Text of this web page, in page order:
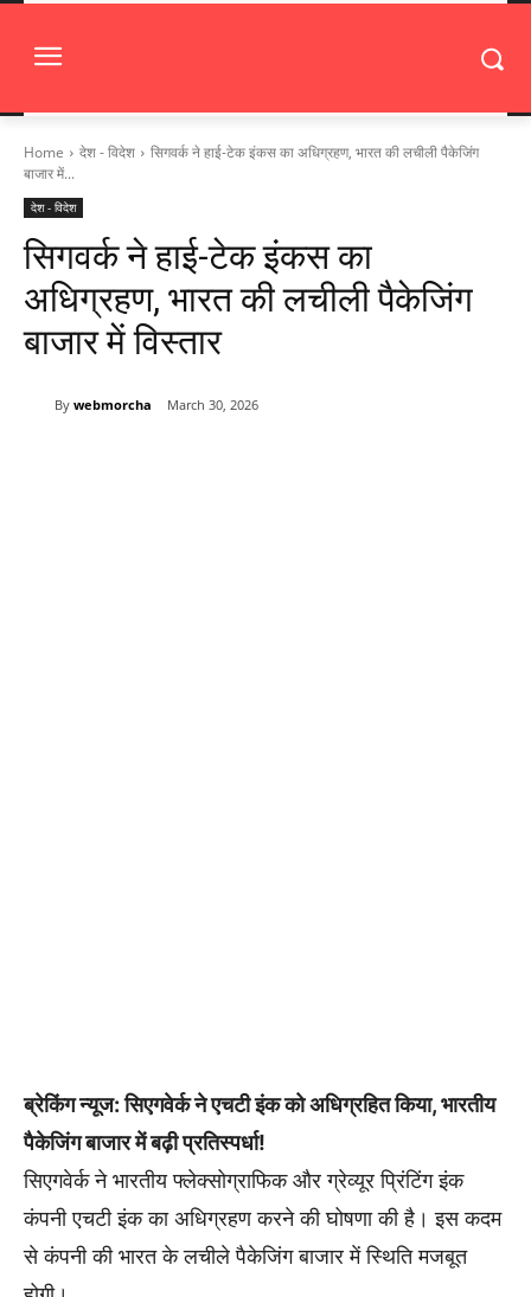
Home देश - विदेश
सिगवर्क ने हाई-टेक इंकस का अधिग्रहण, भारत की लचीली पैकेजिंग
बाजार में...
देश - विदेश
सिगवर्क ने हाई-टेक इंकस का
अधिग्रहण, भारत की लचीली पैकेजिंग
बाजार में विस्तार
By webmorcha March 30, 2026
ब्रेकिंग न्यूज: सिएगवेर्क ने एचटी इंक को अधिग्रहित किया, भारतीय
पैकेजिंग बाजार में बढ़ी प्रतिस्पर्धा!
सिएगवेर्क ने भारतीय फ्लेक्सोग्राफिक और ग्रेव्यूर प्रिंटिंग इंक
कंपनी एचटी इंक का अधिग्रहण करने की घोषणा की है। इस कदम
से कंपनी की भारत के लचीले पैकेजिंग बाजार में स्थिति मजबूत